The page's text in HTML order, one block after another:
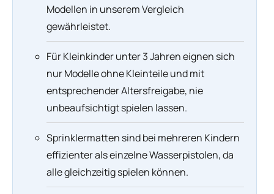
Modellen in unserem Vergleich
gewährleistet.
Für Kleinkinder unter 3 Jahren eignen sich
nur Modelle ohne Kleinteile und mit
entsprechender Altersfreigabe, nie
unbeaufsichtigt spielen lassen.
Sprinklermatten sind bei mehreren Kindern
effizienter als einzelne Wasserpistolen, da
alle gleichzeitig spielen können.